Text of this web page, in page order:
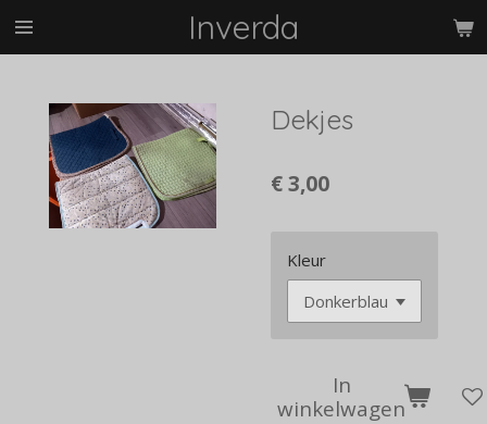
Ga
hoofdinhoud
Inverda
Dekjes
€ 3,00
Kleur
In
winkelwagen